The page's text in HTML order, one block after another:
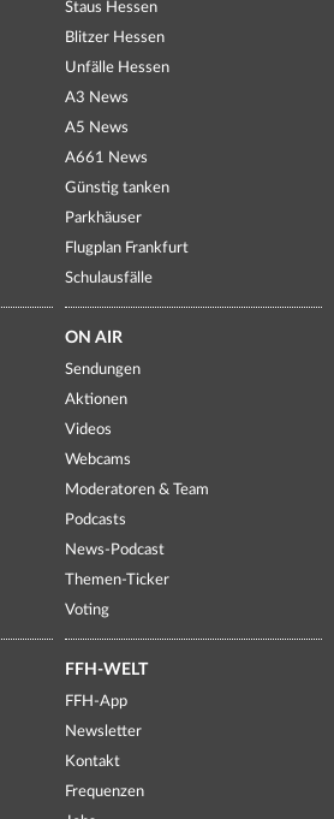
Staus Hessen
Blitzer Hessen
Unfälle Hessen
A3 News
A5 News
A661 News
Günstig tanken
Parkhäuser
Flugplan Frankfurt
Schulausfälle
ON AIR
Sendungen
Aktionen
Videos
Webcams
Moderatoren & Team
Podcasts
News-Podcast
Themen-Ticker
Voting
FFH-WELT
FFH-App
Newsletter
Kontakt
Frequenzen